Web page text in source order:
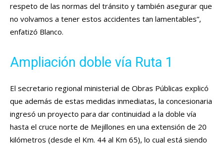
respeto de las normas del tránsito y también asegurar que
no volvamos a tener estos accidentes tan lamentables”,
enfatizó Blanco.
Ampliación doble vía Ruta 1
El secretario regional ministerial de Obras Públicas explicó
que además de estas medidas inmediatas, la concesionaria
ingresó un proyecto para dar continuidad a la doble vía
hasta el cruce norte de Mejillones en una extensión de 20
kilómetros (desde el Km. 44 al Km 65), lo cual está siendo